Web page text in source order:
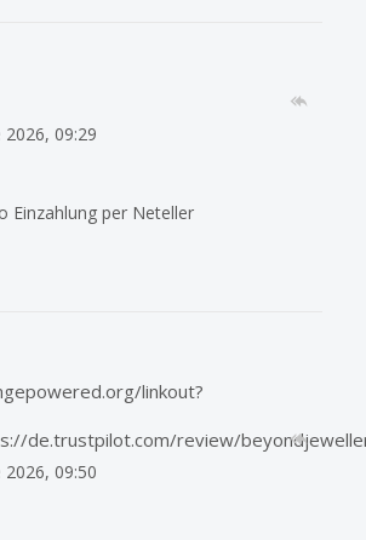
09:29
Einzahlung per Neteller
linkout?
de.trustpilot.com/review/
09:50